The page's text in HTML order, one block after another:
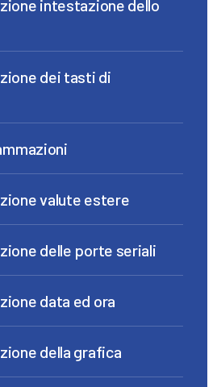
intestazione dello
dei tasti di
valute estere
delle porte seriali
data ed ora
della grafica